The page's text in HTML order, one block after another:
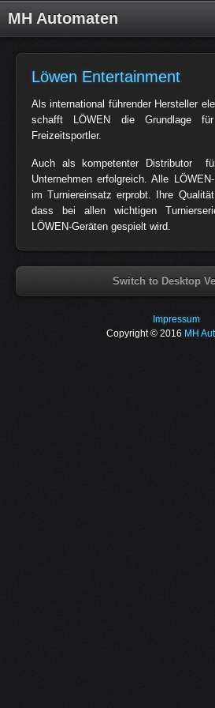
MH Automaten
Löwen Entertainment
Als international führender Hersteller
schafft LÖWEN die Grundlage für
Freizeitsportler.
Auch als kompetenter Distributor
Unternehmen erfolgreich. Alle
im Turniereinsatz erprobt. Ihre
dass bei allen wichtigen
LÖWEN-Geräten gespielt wird.
Switch to Desktop
Impressum
Copyright © 2016 MH